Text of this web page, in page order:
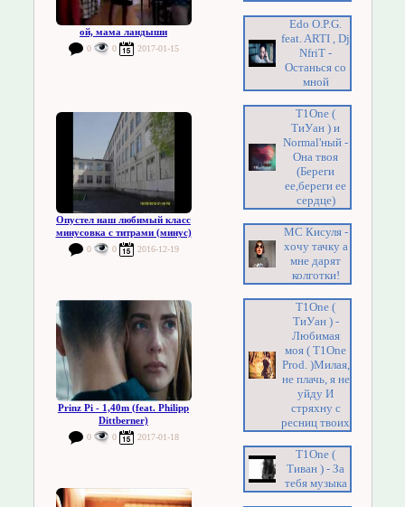
ой, мама ландыши
0 0 2017-01-15
Опустел наш любимый класс
минусовка с титрами (минус)
0 0 2016-12-19
Prinz Pi - 1,40m (feat. Philipp
Dittberner)
0 0 2017-01-18
Edo O.P.G.
feat. ARTI , Dj
NfriT -
Останься со
мной
T1One (
ТиУан ) и
Normal'ный -
Она твоя
(Береги
ее,береги ее
сердце)
MC Кисуля -
хочу тачку а
мне дарят
колготки!
T1One (
ТиУан ) -
Любимая
моя ( T1One
Prod. )Милая,
не плачь, я не
уйду И
стряхну с
ресниц твоих
T1One (
Тиван ) - За
тебя музыка